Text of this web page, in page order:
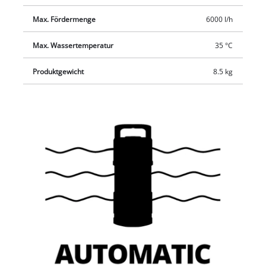
Max. Fördermenge 6000 l/h
Max. Wassertemperatur 35 °C
Produktgewicht 8.5 kg